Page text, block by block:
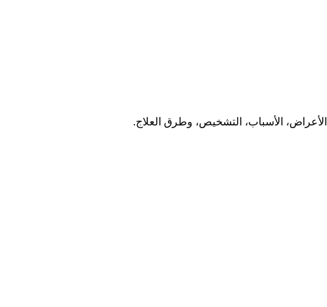
الأسباب، التشخيص، وطرق العلاج.